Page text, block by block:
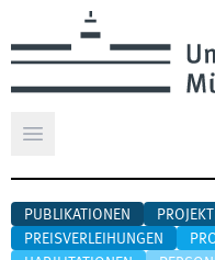
Hauptmenü öffnen
PUBLIKATIONEN
PREISVERLEIHUNGEN